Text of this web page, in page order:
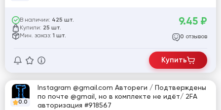
В наличии: 425 шт.
Купили: 25 шт.
Мин. заказ: 1 шт.
9.45 ₽
0 отзывов
Купить
0.0
Instagram @gmail.com Автореги / Подтверждены
по почте @gmail, но в комплекте не идёт/ 2FA
авторизация #918567